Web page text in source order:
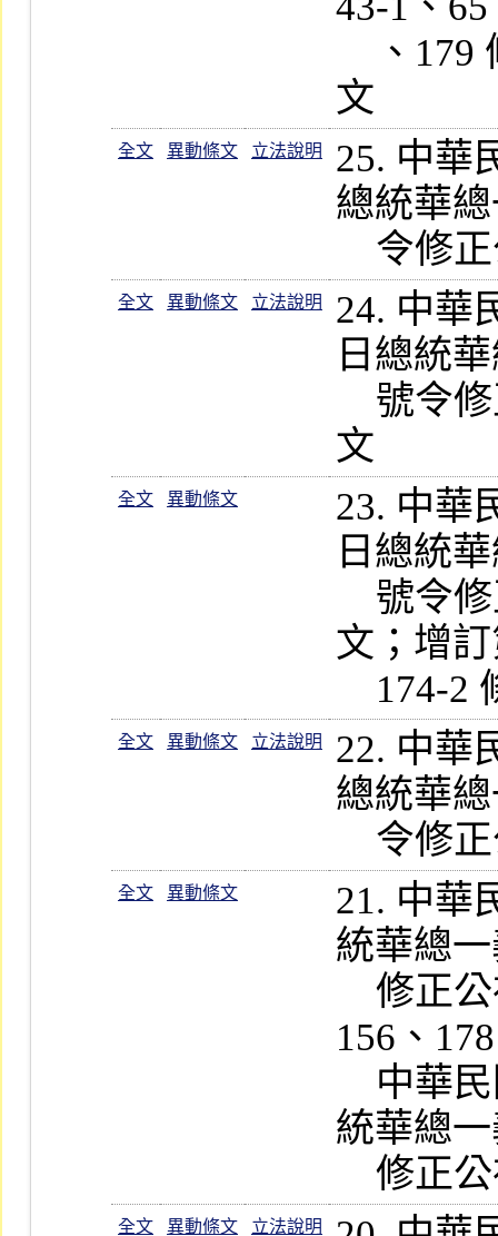
全文 異動條文 立法說明
25. 中華
總統華
全文 異動條文 立法說明
24. 中華
日總統
全文 異動條文
23. 中華
日總統
文；增
全文 異動條文 立法說明
22. 中華
總統華
全文 異動條文
21. 中華
統華總
156、
統華總
全文 異動條文 立法說明